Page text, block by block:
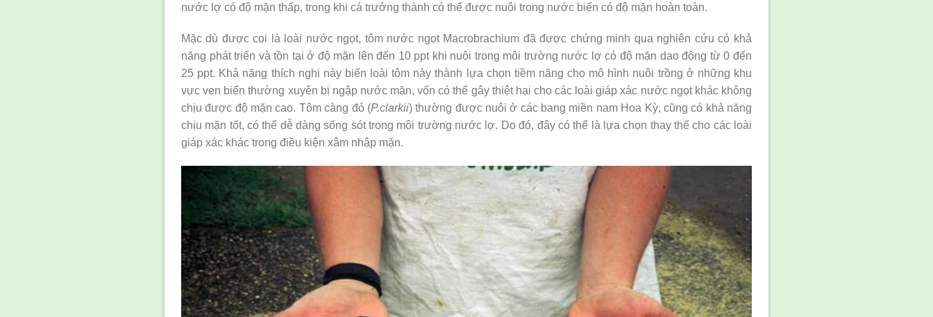
nước lợ có độ mặn thấp, trong khi cá trưởng thành có thể được nuôi trong nước biển có độ mặn hoàn toàn.
Mặc dù được coi là loài nước ngọt, tôm nước ngọt Macrobrachium đã được chứng minh qua nghiên cứu có khả
năng phát triển và tồn tại ở độ mặn lên đến 10 ppt khi nuôi trong môi trường nước lợ có độ mặn dao động từ 0 đến
25 ppt. Khả năng thích nghi này biến loài tôm này thành lựa chọn tiềm năng cho mô hình nuôi trồng ở những khu
vực ven biển thường xuyên bị ngập nước mặn, vốn có thể gây thiệt hại cho các loài giáp xác nước ngọt khác không
chịu được độ mặn cao. Tôm càng đỏ (P.clarkii) thường được nuôi ở các bang miền nam Hoa Kỳ, cũng có khả năng
chịu mặn tốt, có thể dễ dàng sống sót trong môi trường nước lợ. Do đó, đây có thể là lựa chọn thay thế cho các loài
giáp xác khác trong điều kiện xâm nhập mặn.